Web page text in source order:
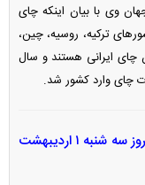
صادرات چای ایرانی به ۲۷ کشور جهان وی با بیان اینکه چای
کشور‌های ترکیه، روسیه، چین،
چای ایرانی هستند و سال
جدول قیمت کالا‌های اساسی امروز سه شنبه ۱ اردیبهشت